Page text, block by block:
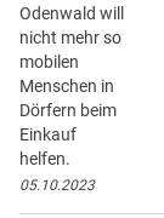
Odenwald will
nicht mehr so
mobilen
Menschen in
Dörfern beim
Einkauf
helfen.
05.10.2023